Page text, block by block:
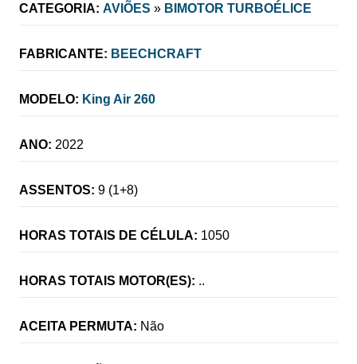
CATEGORIA: AVIÕES » BIMOTOR TURBOÉLICE
FABRICANTE: BEECHCRAFT
MODELO: King Air 260
ANO: 2022
ASSENTOS: 9 (1+8)
HORAS TOTAIS DE CÉLULA: 1050
HORAS TOTAIS MOTOR(ES): ..
ACEITA PERMUTA: Não